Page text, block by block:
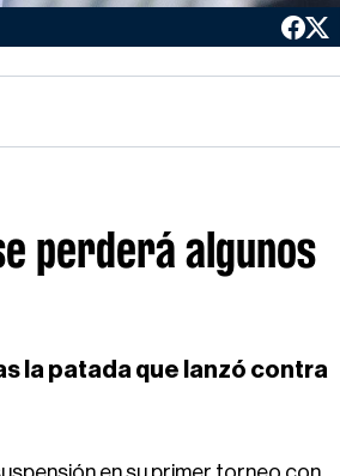
perderá algunos
la patada que lanzó contra